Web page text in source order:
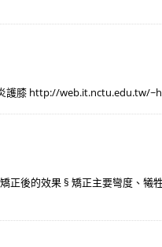
護膝 http://
後的效果 § 矯正主要彎度、